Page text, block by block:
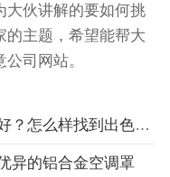
大伙讲解的要如何挑
的主题，希望能帮大
司网站。
样找到出色铝合金空调罩
异的铝合金空调罩